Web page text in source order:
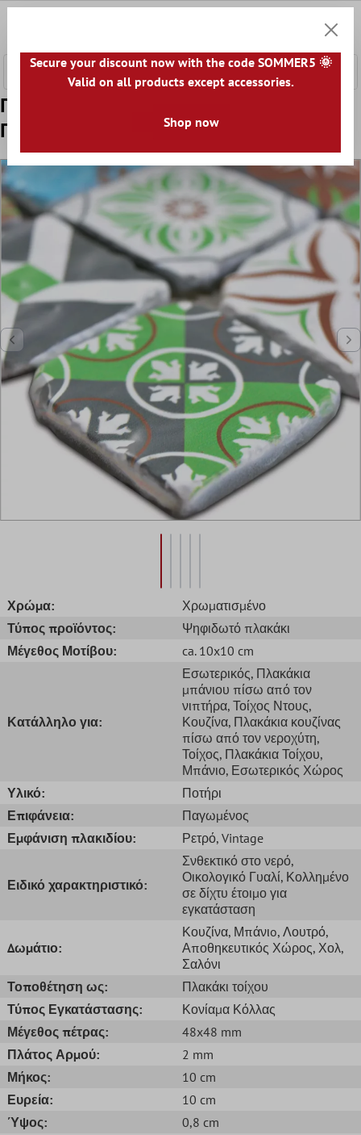
Πρότυπο από Γυάλινο Μωσαϊκό
Πλακάκια Starlite Retro Χρωματιστό 48
Χρώμα:
Χρωματισμένο
Τύπος προϊόντος:
Ψηφιδωτό πλακάκι
Μέγεθος Μοτίβου:
ca. 10x10 cm
Κατάλληλο για:
Εσωτερικός, Πλακάκια
μπάνιου πίσω από τον
νιπτήρα, Τοίχος Ντους,
Κουζίνα, Πλακάκια κουζίνας
πίσω από τον νεροχύτη,
Τοίχος, Πλακάκια Τοίχου,
Μπάνιο, Εσωτερικός Χώρος
Υλικό:
Ποτήρι
Επιφάνεια:
Παγωμένος
Εμφάνιση πλακιδίου:
Ρετρό, Vintage
Ειδικό χαρακτηριστικό:
Σνθεκτικό στο νερό,
Οικολογικό Γυαλί, Κολλημένο
σε δίχτυ έτοιμο για
εγκατάσταση
Δωμάτιο:
Κουζίνα, Μπάνιo, Λουτρό,
Αποθηκευτικός Χώρος, Χολ,
Σαλόνι
Τοποθέτηση ως:
Πλακάκι τοίχου
Τύπος Εγκατάστασης:
Κονίαμα Κόλλας
Μέγεθος πέτρας:
48x48 mm
Πλάτος Αρμού:
2 mm
Μήκος:
10 cm
Ευρεία:
10 cm
Ύψος:
0,8 cm
Secure your discount now with the code SOMMER5 🌞
Valid on all products except accessories.
Shop now